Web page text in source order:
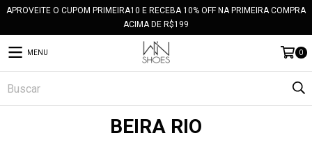
APROVEITE O CUPOM PRIMEIRA10 E RECEBA 10% OFF NA PRIMEIRA COMPRA
ACIMA DE R$199
MENU 0
BEIRA RIO